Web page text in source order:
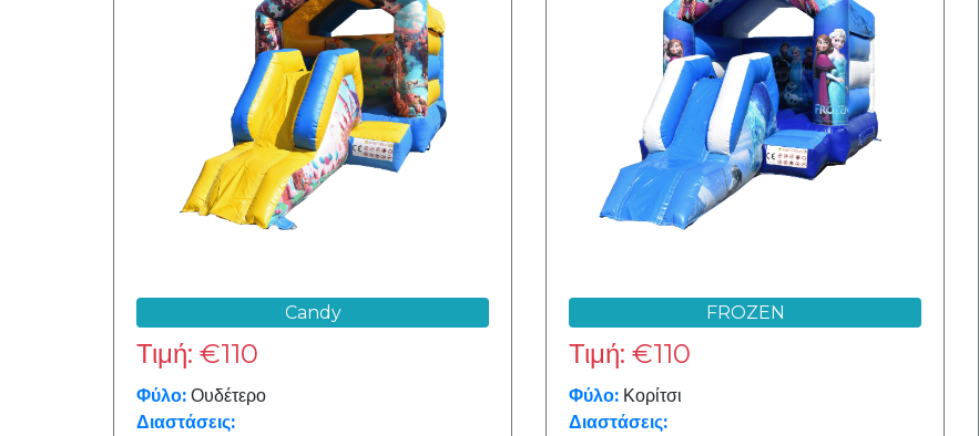
Candy
Τιμή: €110
Φύλο: Ουδέτερο
Διαστάσεις:
FROZEN
Τιμή: €110
Φύλο: Κορίτσι
Διαστάσεις: